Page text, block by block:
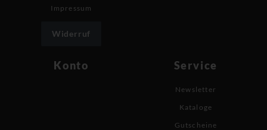
Impressum
Widerruf
Konto Service
Newsletter
Kataloge
Gutscheine